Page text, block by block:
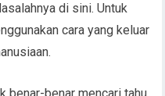
di sini. Untuk
cara yang keluar